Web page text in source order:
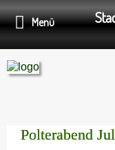
Polterabend
Menü